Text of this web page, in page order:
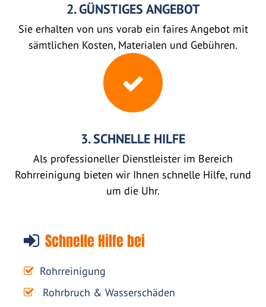
2. GÜNSTIGES ANGEBOT
Sie erhalten von uns vorab ein faires Angebot mit
sämtlichen Kosten, Materialen und Gebühren.
3. SCHNELLE HILFE
Als professioneller Dienstleister im Bereich
Rohrreinigung bieten wir Ihnen schnelle Hilfe, rund
um die Uhr.
Schnelle Hilfe bei
Rohrreinigung
Rohrbruch & Wasserschäden